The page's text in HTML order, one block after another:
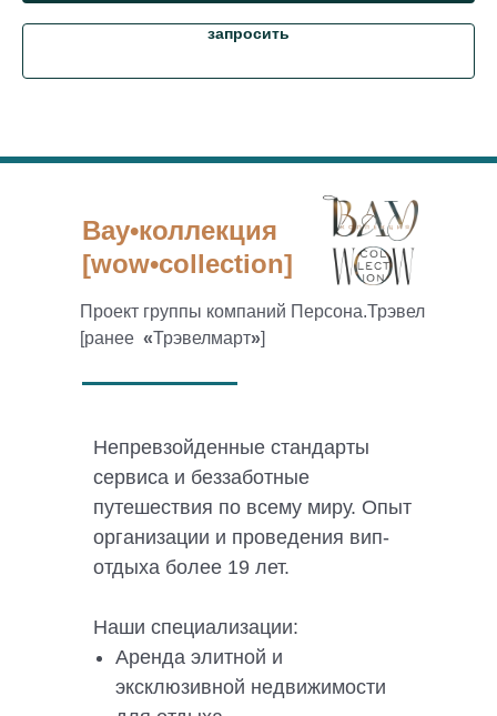
запросить
Вау•коллекция
[wow•collection]
Проект группы компаний Персона.Трэвел
[ранее «Трэвелмарт»]
Непревзойденные стандарты
сервиса и беззаботные
путешествия по всему миру. Опыт
организации и проведения вип-
отдыха более 19 лет.
Наши специализации:
Аренда элитной и
эксклюзивной недвижимости